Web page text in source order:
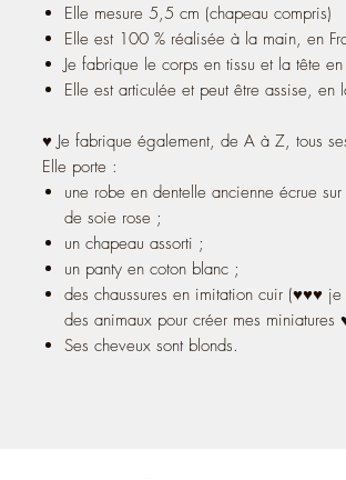
Elle mesure 5,5 cm (chapeau compris)
Elle est 100 % réalisée à la main, en
Je fabrique le corps en tissu et la tête
Elle est articulée et peut être assise, en
♥ Je fabrique également, de A à Z, tous
Elle porte :
une robe en dentelle ancienne écrue
de soie rose ;
un chapeau assorti ;
un panty en coton blanc ;
des chaussures en imitation cuir (♥♥♥
des animaux pour créer mes miniatures
Ses cheveux sont blonds.